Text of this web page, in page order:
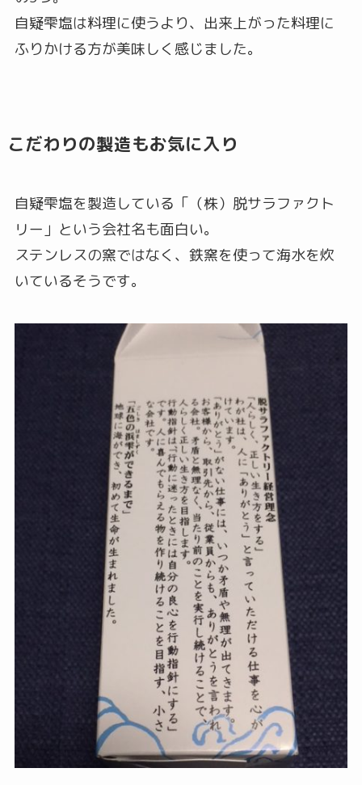
自疑雫塩は料理に使うより、出来上がった料理に
ふりかける方が美味しく感じました。
こだわりの製造もお気に入り
自疑雫塩を製造している「（株）脱サラファクト
リー」という会社名も面白い。
ステンレスの窯ではなく、鉄窯を使って海水を炊
いているそうです。